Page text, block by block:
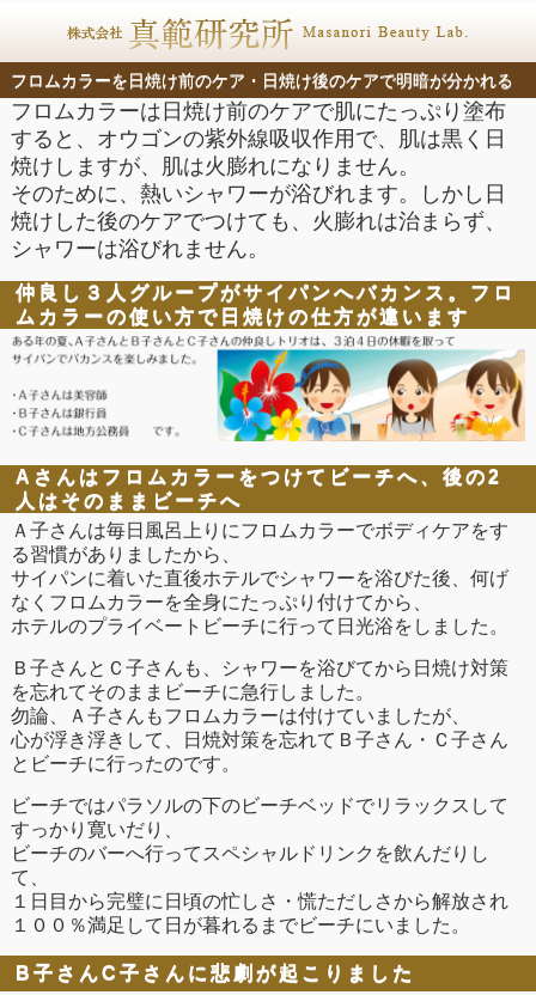
フロムカラーを日焼け前のケア・日焼け後のケアで明暗が分かれる
フロムカラーは日焼け前のケアで肌にたっぷり塗布
すると、オウゴンの紫外線吸収作用で、肌は黒く日
焼けしますが、肌は火膨れになりません。
そのために、熱いシャワーが浴びれます。しかし日
焼けした後のケアでつけても、火膨れは治まらず、
シャワーは浴びれません。
仲良し３人グループがサイパンへバカンス。フロ
ムカラーの使い方で日焼けの仕方が違います
Aさんはフロムカラーをつけてビーチへ、後の2
人はそのままビーチへ
Ａ子さんは毎日風呂上りにフロムカラーでボディケアをす
る習慣がありましたから、
サイパンに着いた直後ホテルでシャワーを浴びた後、何げ
なくフロムカラーを全身にたっぷり付けてから、
ホテルのプライベートビーチに行って日光浴をしました。
Ｂ子さんとＣ子さんも、シャワーを浴びてから日焼け対策
を忘れてそのままビーチに急行しました。
勿論、Ａ子さんもフロムカラーは付けていましたが、
心が浮き浮きして、日焼対策を忘れてＢ子さん・Ｃ子さん
とビーチに行ったのです。
ビーチではパラソルの下のビーチベッドでリラックスして
すっかり寛いだり、
ビーチのバーへ行ってスペシャルドリンクを飲んだりし
て、
１日目から完璧に日頃の忙しさ・慌ただしさから解放され
１００％満足して日が暮れるまでビーチにいました。
B子さんC子さんに悲劇が起こりました